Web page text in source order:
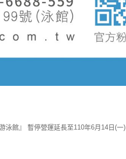
泳館』 暫停營運延長至110年6月14日(一)